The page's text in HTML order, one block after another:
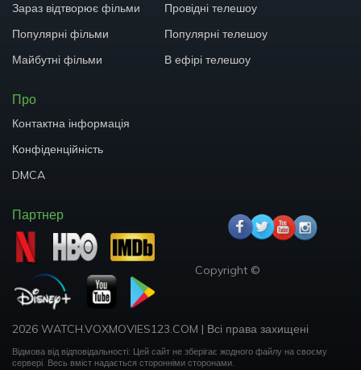
Зараз відтворює фільми
Популярні фільми
Майбутні фільми
Провідні телешоу
Популярні телешоу
В ефірі телешоу
Про
Контактна інформація
Конфіденційність
DMCA
Партнер
Copyright ©
2026 WATCH.VOXMOVIES123.COM | Всі права захищені
Відмова від відповідальності: Цей сайт не зберігає жодного файлу на своєму
сервері. Весь вміст надається сторонніми сторонами.